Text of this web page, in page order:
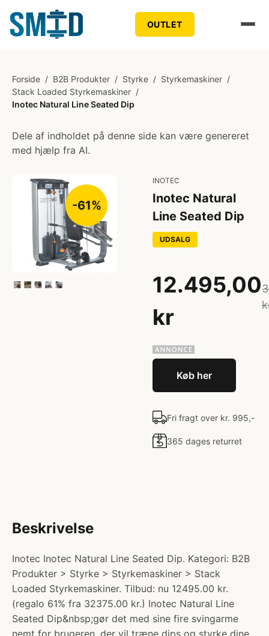
OUTLET
Forside / B2B Produkter / Styrke / Styrkemaskiner /
Stack Loaded Styrkemaskiner /
Inotec Natural Line Seated Dip
Dele af indholdet på denne side kan være genereret
med hjælp fra AI.
-61%
INOTEC
Inotec Natural
Line Seated Dip
UDSALG
12.495,00
kr
Køb her
Fri fragt over kr. 995,-
365 dages returret
Beskrivelse
Inotec Inotec Natural Line Seated Dip. Kategori: B2B
Produkter > Styrke > Styrkemaskiner > Stack
Loaded Styrkemaskiner. Tilbud: nu 12495.00 kr.
(regalo 61% fra 32375.00 kr.) Inotec Natural Line
Seated Dip&nbsp;gør det med sine fire svingarme
nemt for brugeren, der vil træne dips og styrke dine